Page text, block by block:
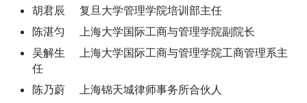
胡君辰 复旦大学管理学院培训部主任
陈湛匀 上海大学国际工商与管理学院副院长
吴解生 上海大学国际工商与管理学院工商管理系主
任
陈乃蔚 上海锦天城律师事务所合伙人